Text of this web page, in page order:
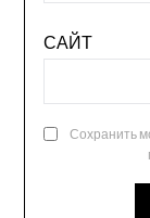
САЙТ
Сохранить